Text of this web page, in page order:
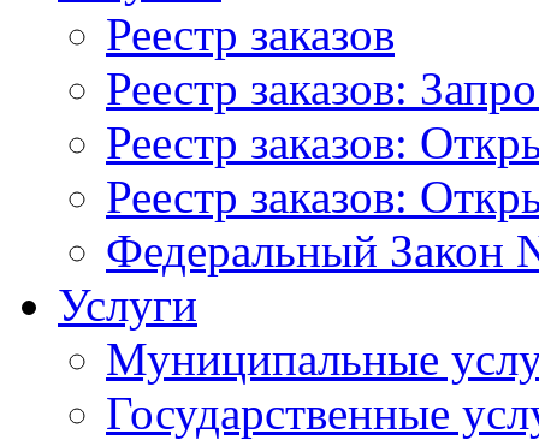
Реестр заказов
Реестр заказов:
Реестр заказов:
Реестр заказов:
Федеральный Закон
Услуги
Муниципальные
Государственные